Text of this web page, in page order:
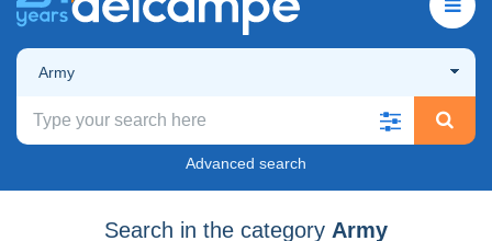
Army
Advanced search
Search in the category Army